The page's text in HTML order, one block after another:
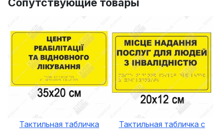
Тактильная табличка
Тактильная табличка с